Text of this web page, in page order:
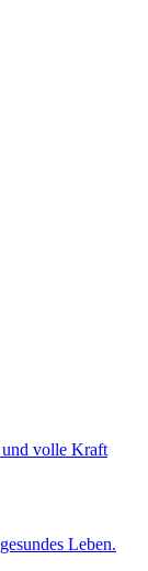
und volle Kraft
Leben.